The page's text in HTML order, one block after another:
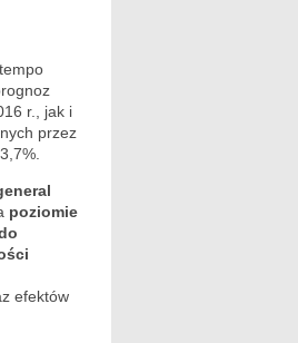
r., jak i
przez
poziomie
efektów